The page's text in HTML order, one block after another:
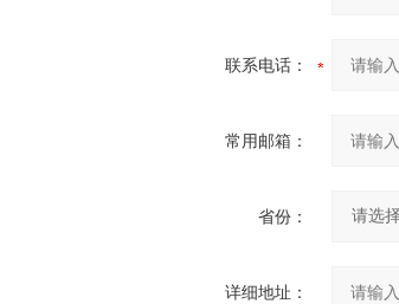
联系电话：
常用邮箱：
省份：
详细地址：